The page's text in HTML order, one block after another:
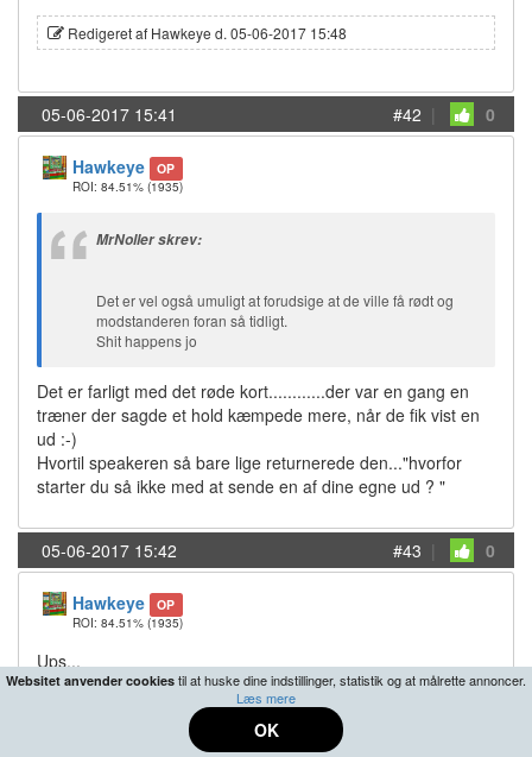
Redigeret af Hawkeye d. 05-06-2017 15:48
05-06-2017 15:41 #42 | 0
Hawkeye OP
ROI: 84.51% (1935)
MrNoller skrev:
Det er vel også umuligt at forudsige at de ville få rødt og
modstanderen foran så tidligt.
Shit happens jo
Det er farligt med det røde kort............der var en gang en
træner der sagde et hold kæmpede mere, når de fik vist en
ud :-)
Hvortil speakeren så bare lige returnerede den..."hvorfor
starter du så ikke med at sende en af dine egne ud ? "
05-06-2017 15:42 #43 | 0
Hawkeye OP
ROI: 84.51% (1935)
Ups...
Websitet anvender cookies til at huske dine indstillinger, statistik og at målrette annoncer.
Læs mere
OK